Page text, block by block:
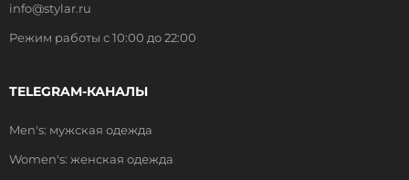
info@stylar.ru
Режим работы с 10:00 до 22:00
TELEGRAM-КАНАЛЫ
Men's: мужская одежда
Women's: женская одежда